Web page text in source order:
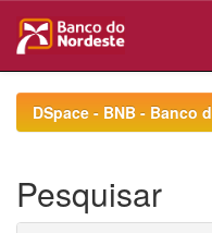
navigationDSpace - BNB - Banco
Pesquisar